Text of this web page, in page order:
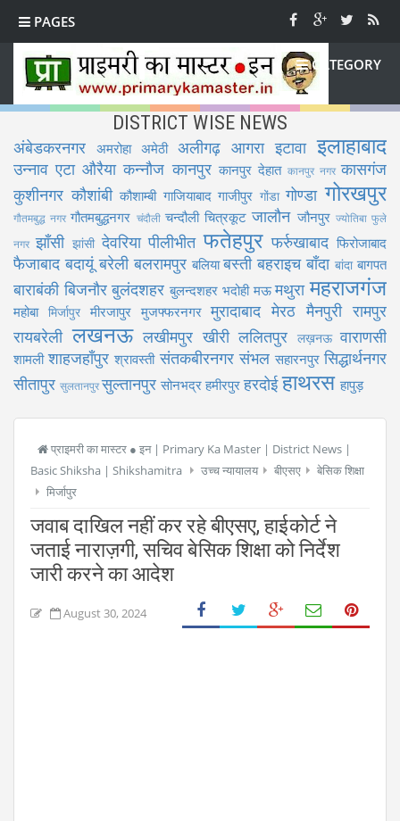
PAGES
CATEGORY
DISTRICT WISE NEWS
अंबेडकरनगर अमरोहा अमेठी अलीगढ़ आगरा इटावा इलाहाबाद
उन्नाव एटा औरैया कन्नौज कानपुर कानपुर देहात कानपुर नगर कासगंज
कुशीनगर कौशांबी कौशाम्बी गाजियाबाद गाजीपुर गोंडा गोण्डा गोरखपुर
गौतमबुद्ध नगर गौतमबुद्धनगर चंदौली चन्दौली चित्रकूट जालौन जौनपुर ज्योतिबा फुले
नगर झाँसी झांसी देवरिया पीलीभीत फतेहपुर फर्रुखाबाद फिरोजाबाद
फैजाबाद बदायूं बरेली बलरामपुर बलिया बस्ती बहराइच बाँदा बांदा बागपत
बाराबंकी बिजनौर बुलंदशहर बुलन्दशहर भदोही मऊ मथुरा महराजगंज
महोबा मिर्जापुर मीरजापुर मुजफ्फरनगर मुरादाबाद मेरठ मैनपुरी रामपुर
रायबरेली लखनऊ लखीमपुर खीरी ललितपुर लख़नऊ वाराणसी
शामली शाहजहाँपुर श्रावस्ती संतकबीरनगर संभल सहारनपुर सिद्धार्थनगर
सीतापुर सुलतानपुरसुल्तानपुर सोनभद्र हमीरपुर हरदोई हाथरस हापुड़
प्राइमरी का मास्टर ● इन | Primary Ka Master | District News |
Basic Shiksha | Shikshamitra
उच्च न्यायालय बीएसए
बेसिक शिक्षा
मिर्जापुर
जवाब दाखिल नहीं कर रहे बीएसए, हाईकोर्ट ने
जताई नाराज़गी, सचिव बेसिक शिक्षा को निर्देश
जारी करने का आदेश
August 30, 2024